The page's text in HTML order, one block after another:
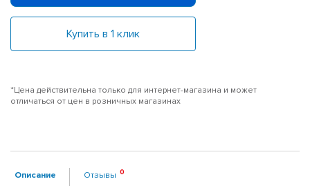
Купить в 1 клик
*Цена действительна только для интернет-магазина и может
отличаться от цен в розничных магазинах
Описание Отзывы